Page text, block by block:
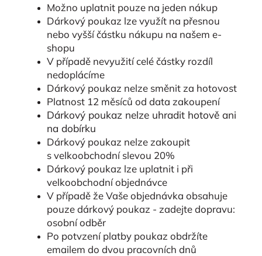
Možno uplatnit pouze na jeden nákup
Dárkový poukaz lze využít na přesnou
nebo vyšší částku nákupu na našem e-
shopu
V případě nevyužití celé částky rozdíl
nedoplácíme
Dárkový poukaz nelze směnit za hotovost
Platnost 12 měsíců od data zakoupení
Dárkový poukaz nelze uhradit hotově ani
na dobírku
Dárkový poukaz nelze zakoupit
s velkoobchodní slevou 20%
Dárkový poukaz lze uplatnit i při
velkoobchodní objednávce
V případě že Vaše objednávka obsahuje
pouze dárkový poukaz - zadejte dopravu:
osobní odběr
Po potvzení platby poukaz obdržíte
emailem do dvou pracovních dnů